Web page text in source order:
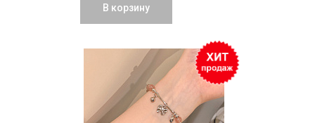
В корзину